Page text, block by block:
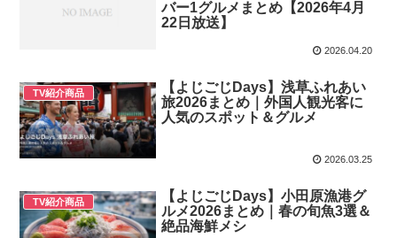
バー1グルメまとめ【2026年4月
22日放送】
2026.04.20
TV紹介商品
【よじごじDays】浅草ふれあい
旅2026まとめ｜外国人観光客に
人気のスポット＆グルメ
2026.03.25
TV紹介商品
【よじごじDays】小田原漁港グ
ルメ2026まとめ｜春の旬魚3選＆
絶品海鮮メシ